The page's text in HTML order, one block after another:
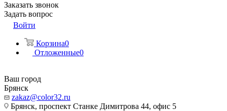
Заказать звонок
Задать вопрос
Войти
Корзина0
Отложенные0
Ваш город
Брянск
zakaz@color32.ru
Брянск, проспект Станке Димитрова 44, офис 5